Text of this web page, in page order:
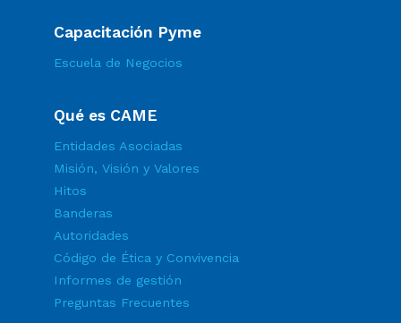
Capacitación Pyme
Escuela de Negocios
Qué es CAME
Entidades Asociadas
Misión, Visión y Valores
Hitos
Banderas
Autoridades
Código de Ética y Convivencia
Informes de gestión
Preguntas Frecuentes